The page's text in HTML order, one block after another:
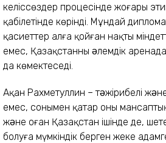
келіссөздер процесінде жоғары
қабілетінде көрінді. Мұндай
қасиеттер алға қойған нақты
емес, Қазақстанның əлемдік
да көмектеседі.
Ақан Рахметуллин – тəжірибелі жəне
емес, сонымен қатар оның
жəне оған Қазақстан ішінде де,
болуға мүмкіндік берген жеке